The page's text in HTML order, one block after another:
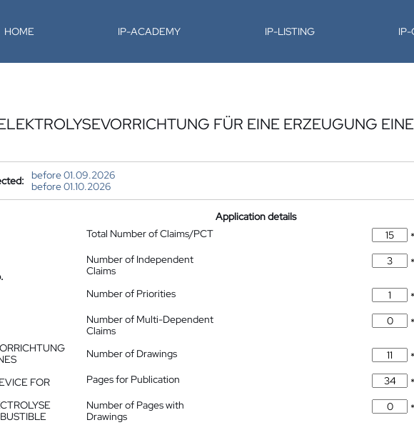
HOME IP-ACADEMY IP-LISTING IP-
FÜR EINE ERZEUGUNG
before 01.09.2026
before 01.10.2026
FOR
Application details
Total Number of Claims/PCT
*
Number of Independent
Claims
*
Number of Priorities
*
Number of Multi-Dependent
Claims
*
Number of Drawings
*
Pages for Publication
*
Number of Pages with
Drawings
*